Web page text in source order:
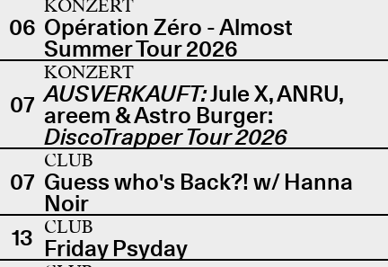
06
KONZERT
Opération Zéro - Almost
Summer Tour 2026
07
KONZERT
AUSVERKAUFT:Jule X, ANRU,
areem & Astro Burger:
DiscoTrapper Tour 2026
07
CLUB
Guess who's Back?! w/ Hanna
Noir
13 CLUB
Friday Psyday